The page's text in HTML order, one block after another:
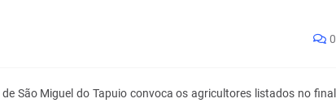
0
São Miguel do Tapuio convoca os agricultores listados no final